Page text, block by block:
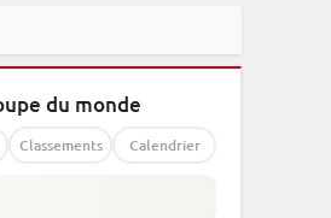
du monde
Classements Calendrier